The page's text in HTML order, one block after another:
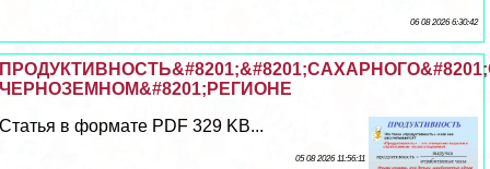
06 08 2026 6:30:42
ЧЕРНОЗЕМНОМ&#8201;РЕГИОНЕ
Статья в формате PDF 329 KB...
05 08 2026 11:56:11